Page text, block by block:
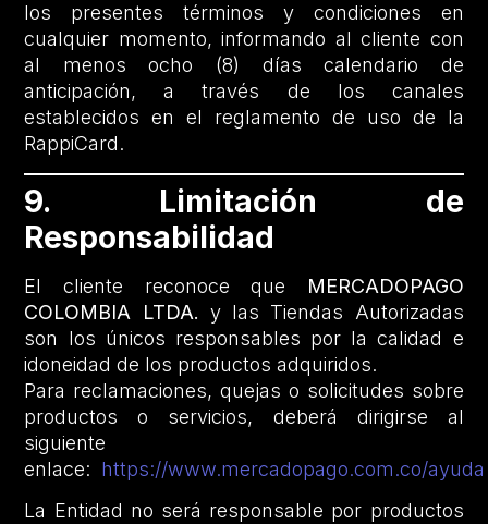
los presentes términos y condiciones en
cualquier momento, informando al cliente con
al menos ocho (8) días calendario de
anticipación, a través de los canales
establecidos en el reglamento de uso de la
RappiCard.
9. Limitación de
Responsabilidad
El cliente reconoce que
MERCADOPAGO
COLOMBIA LTDA. y las Tiendas Autorizadas
son los únicos responsables por la calidad e
idoneidad de los productos adquiridos.
Para reclamaciones, quejas o solicitudes sobre
productos o servicios, deberá dirigirse al
siguiente
enlace: https://www.mercadopago.com.co/ayuda
La Entidad no será responsable por productos